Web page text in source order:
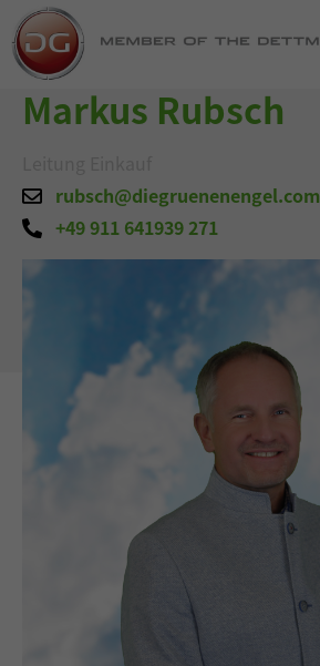
Markus Rubsch
rubsch@diegruenenengel.com
+49 911 641939 271